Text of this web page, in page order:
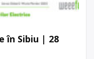
în Sibiu | 28